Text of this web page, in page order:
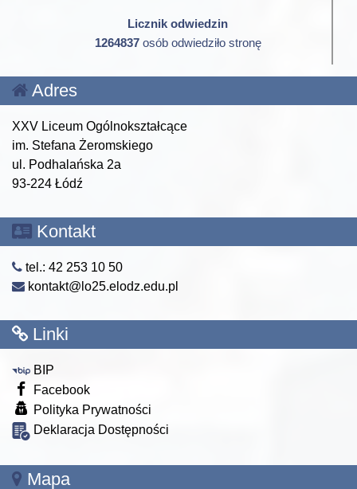
Licznik odwiedzin
1264837osób odwiedziło stronę
Adres
XXV Liceum Ogólnokształcące
im. Stefana Żeromskiego
ul. Podhalańska 2a
93-224 Łódź
Kontakt
tel.: 42 253 10 50
kontakt@lo25.elodz.edu.pl
Linki
BIP
Facebook
Polityka Prywatności
Deklaracja Dostępności
Mapa